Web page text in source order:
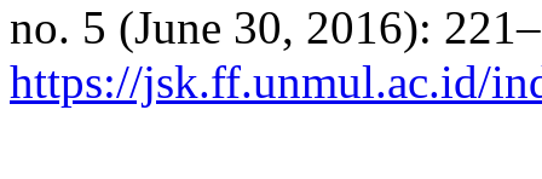
no. 5 (June 30, 2016):
https://jsk.ff.unmul.ac.id/